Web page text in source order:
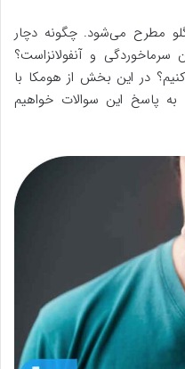
مطرح می‌شود. چگونه دچار
و آنفولانزاست؟
در این بخش از هومکا با
پاسخ این سوالات خواهیم